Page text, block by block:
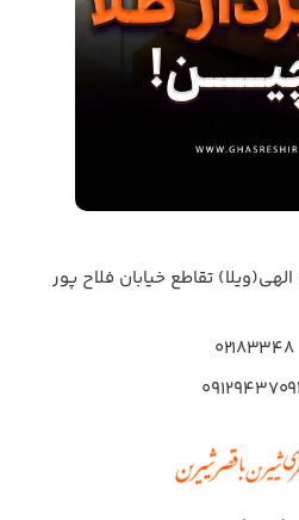
تقاطع خیابان فلاح پور
۰۲۱۸۳۳۴۸